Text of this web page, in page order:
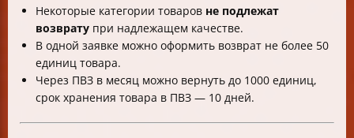
Некоторые категории товаров не подлежат
возврату при надлежащем качестве.
В одной заявке можно оформить возврат не более 50
единиц товара.
Через ПВЗ в месяц можно вернуть до 1000 единиц,
срок хранения товара в ПВЗ — 10 дней.